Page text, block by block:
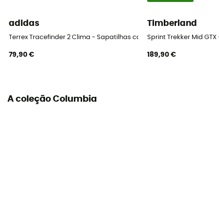
Atacadores
adidas
Terrex Tracefinder 2 Clima - Sapatilhas caminhada homem
79,90 €
Timberland
Sprint Trekker Mid
189,90 €
A coleção Columbia